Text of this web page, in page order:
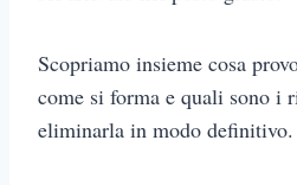
Scopriamo insieme cosa
come si forma e quali sono i
eliminarla in modo definitivo.